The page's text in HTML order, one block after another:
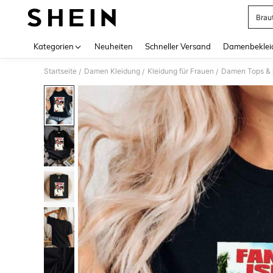
Kategorien Neuheiten Schneller Versand
Startseite / Damen Kleidung / Kleidung für Frauen / Damen Tops